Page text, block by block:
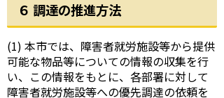
６ 調達の推進方法
(1) 本市では、障害者就労施設等から提供
可能な物品等についての情報の収集を行
い、この情報をもとに、各部署に対して
障害者就労施設等への優先調達の依頼を